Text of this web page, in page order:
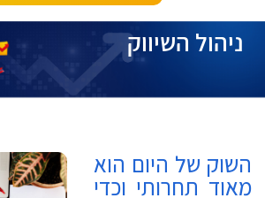
ניהול השיווק
השוק של היום הוא
מאוד תחרותי וכדי